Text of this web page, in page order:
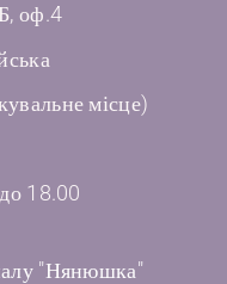
оф.4
місце)
18.00
"Нянюшка"